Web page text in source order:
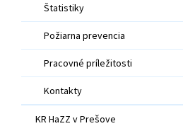
Štatistiky
Požiarna prevencia
Pracovné príležitosti
Kontakty
KR HaZZ v Prešove